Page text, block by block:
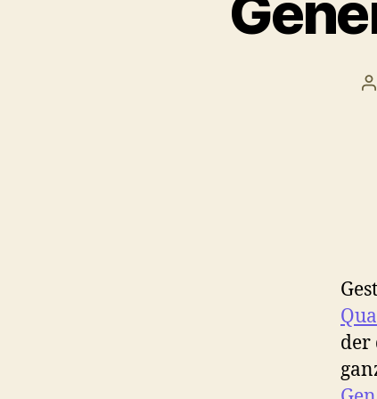
der